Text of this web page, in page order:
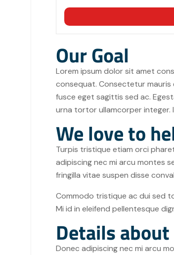
Our Goal
Lorem ipsum dolor sit amet
consequat. Consectetur mauris
fusce eget sagittis sed ac.
urna tortor ullamcorper integer.
We love to
Turpis tristique etiam orci
adipiscing nec mi arcu montes
fringilla vitae suspen disse
Commodo tristique ac dui sed
Mi id in eleifend pellentesque
Details
Donec adipiscing nec mi arcu